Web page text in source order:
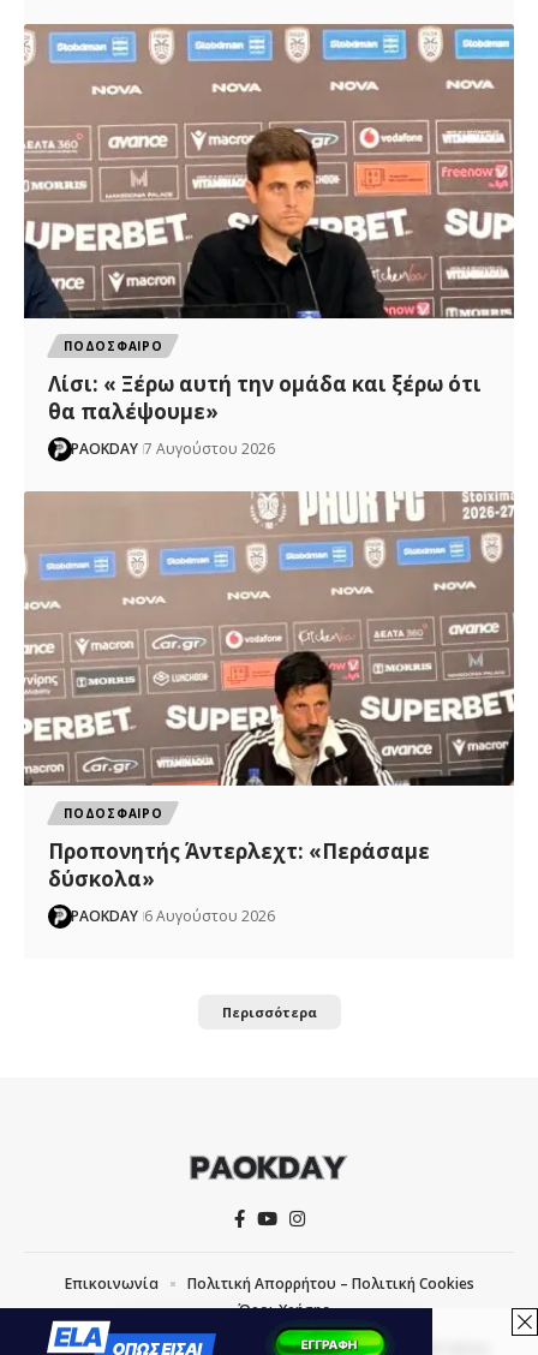
ΠΟΔΟΣΦΑΙΡΟ
Λίσι: « Ξέρω αυτή την ομάδα και ξέρω ότι
θα παλέψουμε»
PAOKDAY 7 Αυγούστου 2026
ΠΟΔΟΣΦΑΙΡΟ
Προπονητής Άντερλεχτ: «Περάσαμε
δύσκολα»
PAOKDAY 6 Αυγούστου 2026
Περισσότερα
COPYRIGHT © 2026 PAOKDAY | CREATED WITH
Επικοινωνία
Πολιτική Απορρήτου – Πολιτική Cookies
Όροι Χρήσης